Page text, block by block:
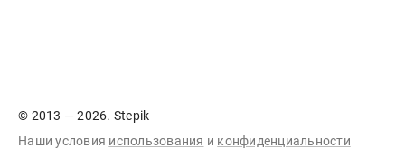
© 2013 — 2026. Stepik
Наши условия использования и конфиденциальности